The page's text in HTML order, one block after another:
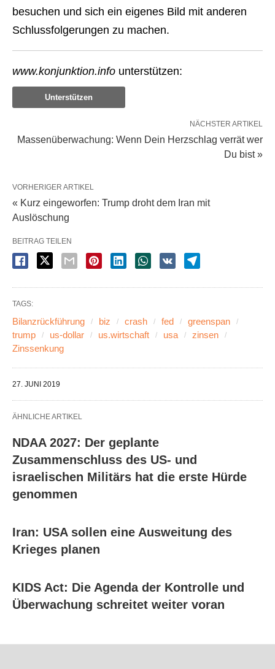
besuchen und sich ein eigenes Bild mit anderen
Schlussfolgerungen zu machen.
www.konjunktion.info unterstützen:
Unterstützen
NÄCHSTER ARTIKEL
Massenüberwachung: Wenn Dein Herzschlag verrät wer
Du bist »
VORHERIGER ARTIKEL
« Kurz eingeworfen: Trump droht dem Iran mit
Auslöschung
BEITRAG TEILEN
TAGS:
Bilanzrückführung biz crash fed
greenspan
trump
us-dollar us.wirtschaft usa
zinsen
Zinssenkung
27. JUNI 2019
ÄHNLICHE ARTIKEL
NDAA 2027: Der geplante
Zusammenschluss des US- und
israelischen Militärs hat die erste Hürde
genommen
Iran: USA sollen eine Ausweitung des
Krieges planen
KIDS Act: Die Agenda der Kontrolle und
Überwachung schreitet weiter voran